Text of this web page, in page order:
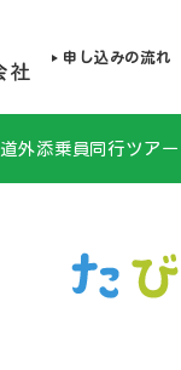
申し込みの流れ
道外添乗員同行ツアー